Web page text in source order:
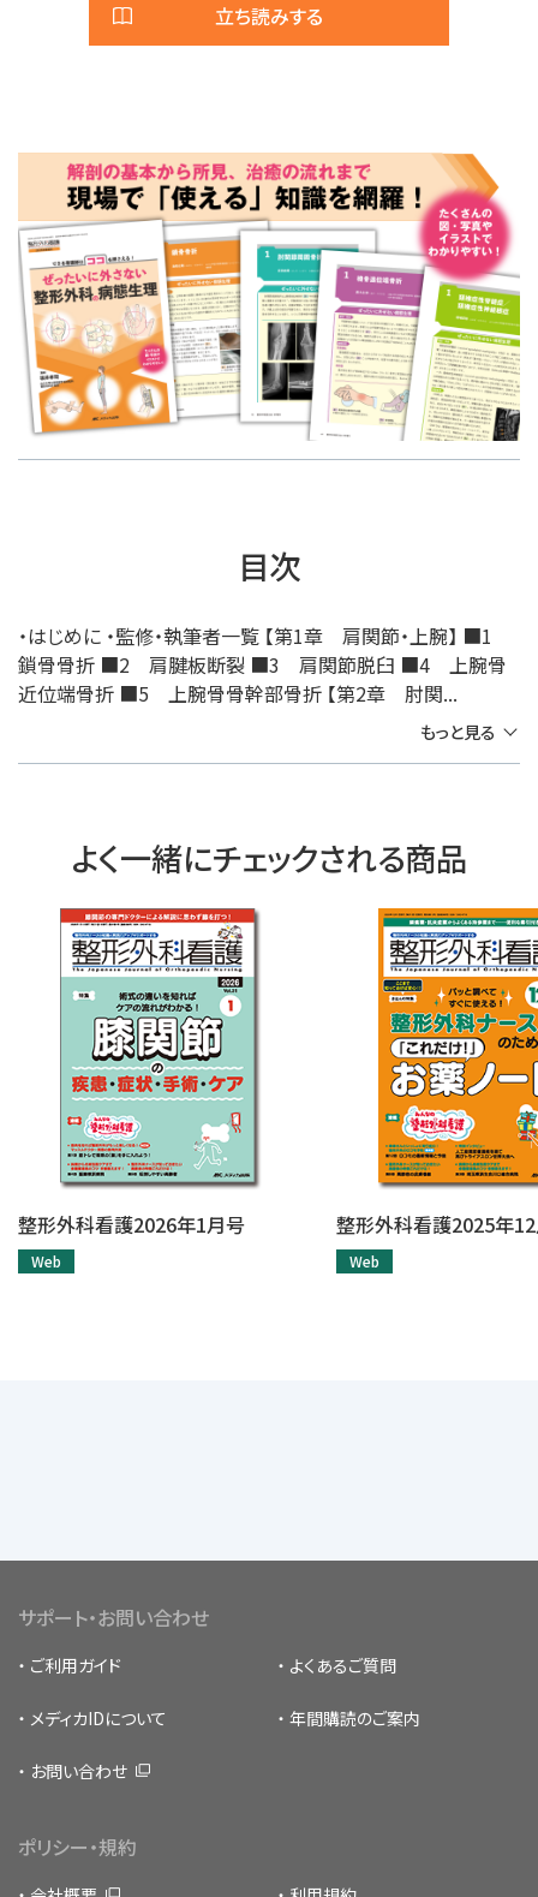
立ち読みする
目次
・はじめに ・監修・執筆者一覧 【第1章 肩関節・上腕】 ■1
鎖骨骨折 ■2 肩腱板断裂 ■3 肩関節脱臼 ■4 上腕骨
近位端骨折 ■5 上腕骨骨幹部骨折 【第2章 肘関...
もっと見る
よく一緒にチェックされる商品
整形外科看護2026年1月号
Web
整形外科看護2025年
Web
サポート・お問い合わせ
ご利用ガイド よくあるご質問
メディカIDについて 年間購読のご案内
お問い合わせ
ポリシー・規約